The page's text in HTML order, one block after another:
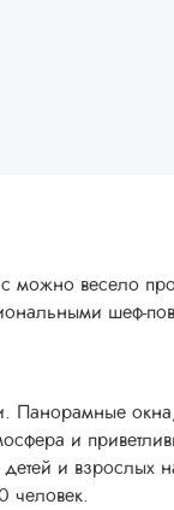
можно весело
шеф-
и
и взрослых
человек.